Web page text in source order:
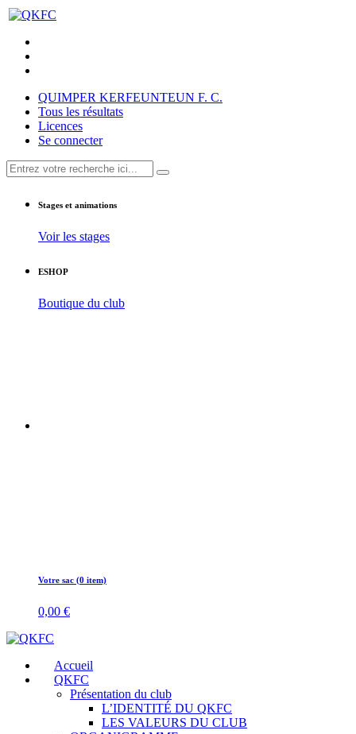
QUIMPER KERFEUNTEUN F. C.
Tous les résultats
Licences
Se connecter
Stages et animations
Voir les stages
ESHOP
Boutique du club
Votre sac (0 item)
0,00 €
Accueil
QKFC
Présentation du club
L’IDENTITÉ DU QKFC
LES VALEURS DU CLUB